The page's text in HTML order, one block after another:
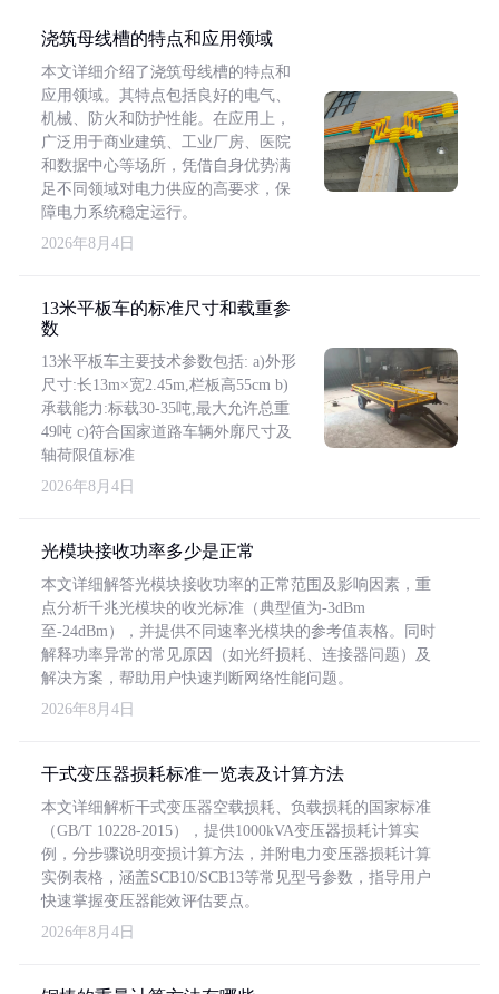
浇筑母线槽的特点和应用领域
本文详细介绍了浇筑母线槽的特点和
应用领域。其特点包括良好的电气、
机械、防火和防护性能。在应用上，
广泛用于商业建筑、工业厂房、医院
和数据中心等场所，凭借自身优势满
足不同领域对电力供应的高要求，保
障电力系统稳定运行。
2026年8月4日
13米平板车的标准尺寸和载重参
数
13米平板车主要技术参数包括: a)外形
尺寸:长13m×宽2.45m,栏板高55cm b)
承载能力:标载30-35吨,最大允许总重
49吨 c)符合国家道路车辆外廓尺寸及
轴荷限值标准
2026年8月4日
光模块接收功率多少是正常
本文详细解答光模块接收功率的正常范围及影响因素，重
点分析千兆光模块的收光标准（典型值为-3dBm
至-24dBm），并提供不同速率光模块的参考值表格。同时
解释功率异常的常见原因（如光纤损耗、连接器问题）及
解决方案，帮助用户快速判断网络性能问题。
2026年8月4日
干式变压器损耗标准一览表及计算方法
本文详细解析干式变压器空载损耗、负载损耗的国家标准
（GB/T 10228-2015），提供1000kVA变压器损耗计算实
例，分步骤说明变损计算方法，并附电力变压器损耗计算
实例表格，涵盖SCB10/SCB13等常见型号参数，指导用户
快速掌握变压器能效评估要点。
2026年8月4日